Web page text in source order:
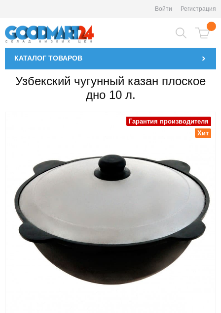
Войти Регистрация
КАТАЛОГ ТОВАРОВ
Узбекский чугунный казан плоское
дно 10 л.
Гарантия производителя
Хит